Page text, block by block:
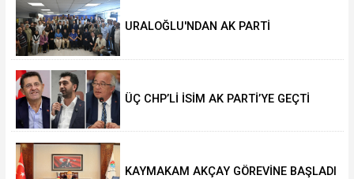
URALOĞLU'NDAN AK PARTİ
ÜÇ CHP’Lİ İSİM AK PARTİ’YE GEÇTİ
KAYMAKAM AKÇAY GÖREVİNE BAŞLADI